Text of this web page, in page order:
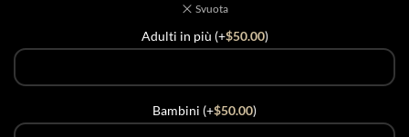
Svuota
Adulti in più (+$50.00)
Bambini (+$50.00)